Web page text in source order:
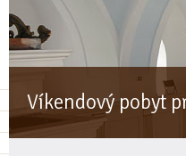
Víkendový pobyt